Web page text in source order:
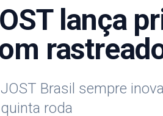
lança
JOST Brasil sempre
quinta roda